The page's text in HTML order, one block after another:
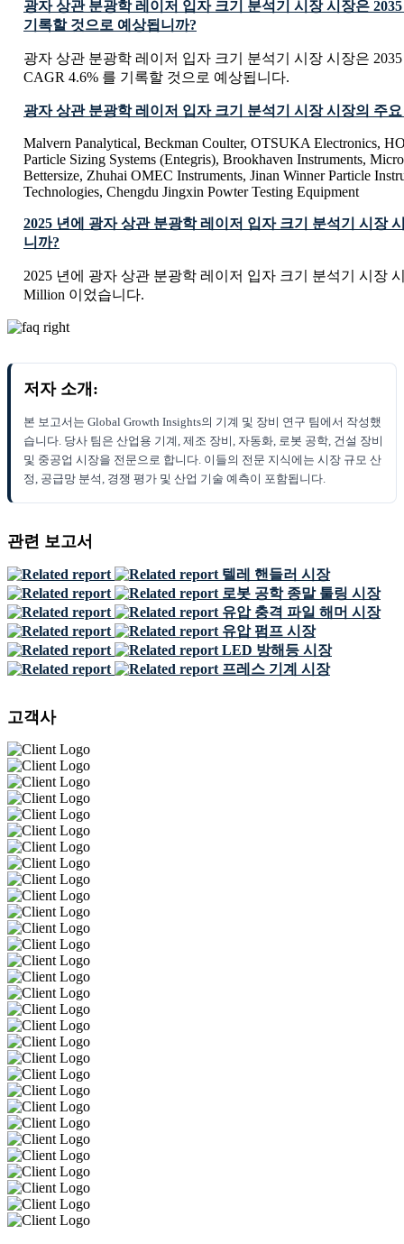
광자 상관 분광학 레이저 ​​입자 크기 분석기 시장 시장은
기록할 것으로 예상됩니까?
광자 상관 분광학 레이저 ​​입자 크기 분석기 시장 시장은
CAGR 4.6% 를 기록할 것으로 예상됩니다.
광자 상관 분광학 레이저 ​​입자 크기 분석기 시장 시장의 주
Malvern Panalytical, Beckman Coulter, OTSUKA Electronics,
Particle Sizing Systems (Entegris), Brookhaven Instruments,
Bettersize, Zhuhai OMEC Instruments, Jinan Winner Particle
Technologies, Chengdu Jingxin Powter Testing Equipment
2025 년에 광자 상관 분광학 레이저 ​​입자 크기 분석기 시장
니까?
2025 년에 광자 상관 분광학 레이저 ​​입자 크기 분석기 시장
Million 이었습니다.
저자 소개:
본 보고서는 Global Growth Insights의 기계 및 장비 연구 팀에서 작성했
습니다. 당사 팀은 산업용 기계, 제조 장비, 자동화, 로봇 공학, 건설 장비
및 중공업 시장을 전문으로 합니다. 이들의 전문 지식에는 시장 규모 산
정, 공급망 분석, 경쟁 평가 및 산업 기술 예측이 포함됩니다.
관련 보고서
텔레 핸들러 시장
로봇 공학 종말 툴링 시장
유압 충격 파일 해머 시장
유압 펌프 시장
LED 방해등 시장
프레스 기계 시장
고객사